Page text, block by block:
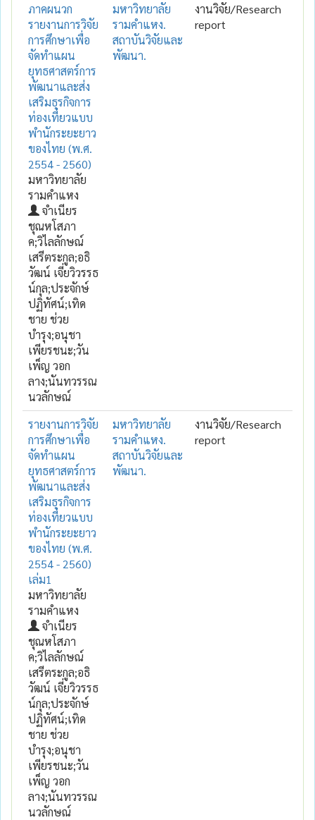
ภาคผนวก
รายงานการวิจัย
การศึกษาเพื่อ
จัดทำแผน
ยุทธศาสตร์การ
พัฒนาและส่ง
เสริมธุรกิจการ
ท่องเที่ยวแบบ
พำนักระยะยาว
ของไทย (พ.ศ.
2554 - 2560)
มหาวิทยาลัย
รามคำแหง
จำเนียร
ชุณหโสภา
ค;วิไลลักษณ์
เสรีตระกูล;อธิ
วัฒน์ เจี่ยวิวรรธ
น์กุล;ประจักษ์
ปฏิทัศน์;เทิด
ชาย ช่วย
บำรุง;อนุชา
เพียรชนะ;วัน
เพ็ญ วอก
ลาง;นันทวรรณ
นวลักษณ์
มหาวิทยาลัย
รามคำแหง.
สถาบันวิจัยและ
พัฒนา.
งานวิจัย/Research
report
รายงานการวิจัย
การศึกษาเพื่อ
จัดทำแผน
ยุทธศาสตร์การ
พัฒนาและส่ง
เสริมธุรกิจการ
ท่องเที่ยวแบบ
พำนักระยะยาว
ของไทย (พ.ศ.
2554 - 2560)
เล่ม1
มหาวิทยาลัย
รามคำแหง
จำเนียร
ชุณหโสภา
ค;วิไลลักษณ์
เสรีตระกูล;อธิ
วัฒน์ เจี่ยวิวรรธ
น์กุล;ประจักษ์
ปฏิทัศน์;เทิด
ชาย ช่วย
บำรุง;อนุชา
เพียรชนะ;วัน
เพ็ญ วอก
ลาง;นันทวรรณ
นวลักษณ์
มหาวิทยาลัย
รามคำแหง.
สถาบันวิจัยและ
พัฒนา.
งานวิจัย/Research
report